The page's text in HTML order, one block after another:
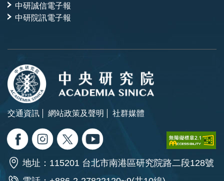
中研誠信電子報
中研院訊電子報
交通資訊 網站政策及聲明 社群媒體
地址：115201 台北市南港區研究院路二段128號